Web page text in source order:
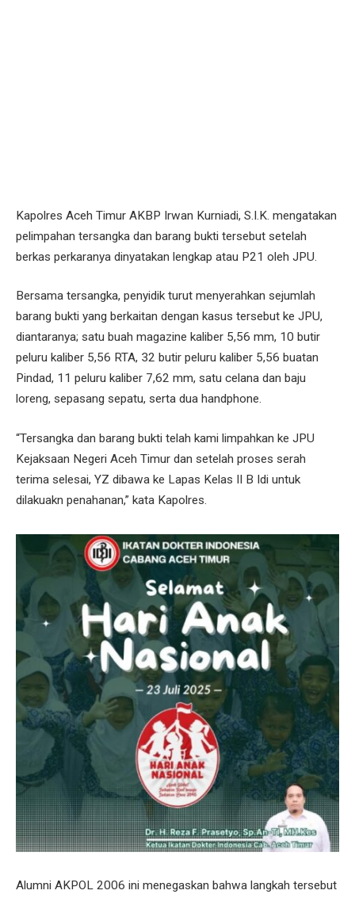
Kapolres Aceh Timur AKBP Irwan Kurniadi, S.I.K. mengatakan
pelimpahan tersangka dan barang bukti tersebut setelah
berkas perkaranya dinyatakan lengkap atau P21 oleh JPU.
Bersama tersangka, penyidik turut menyerahkan sejumlah
barang bukti yang berkaitan dengan kasus tersebut ke JPU,
diantaranya; satu buah magazine kaliber 5,56 mm, 10 butir
peluru kaliber 5,56 RTA, 32 butir peluru kaliber 5,56 buatan
Pindad, 11 peluru kaliber 7,62 mm, satu celana dan baju
loreng, sepasang sepatu, serta dua handphone.
“Tersangka dan barang bukti telah kami limpahkan ke JPU
Kejaksaan Negeri Aceh Timur dan setelah proses serah
terima selesai, YZ dibawa ke Lapas Kelas II B Idi untuk
dilakuakn penahanan,” kata Kapolres.
Alumni AKPOL 2006 ini menegaskan bahwa langkah tersebut